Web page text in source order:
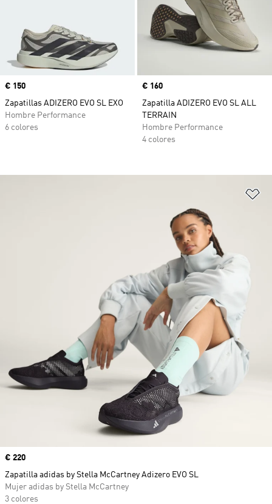
Precio
€ 150
Zapatillas ADIZERO EVO SL EXO
Hombre Performance
6 colores
Precio
€ 160
Zapatilla ADIZERO EVO SL ALL
TERRAIN
Hombre Performance
4 colores
Precio
€ 220
Zapatilla adidas by Stella McCartney Adizero EVO SL
Mujer adidas by Stella McCartney
3 colores